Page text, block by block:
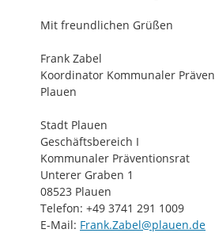
Mit freundlichen Grüßen
Frank Zabel
Koordinator Kommunaler
Plauen
Stadt Plauen
Geschäftsbereich I
Kommunaler Präventionsrat
Unterer Graben 1
08523 Plauen
Telefon: +49 3741 291 1009
E-Mail: Frank.Zabel@plauen.de